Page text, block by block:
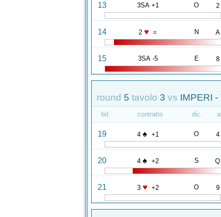
13 3SA +1 O 2
14 2 ♥ = N A
15 3SA -5 E 8
round 5 tavolo 3 vs IMPERI
bd. contratto dic.
19 4 ♠ +1 O 4
20 4 ♠ +2 S Q
21 3 ♥ +2 O 9